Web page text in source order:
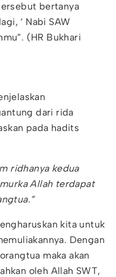
bertanya
‘ Nabi SAW
(HR Bukhari
dari rida
pada hadits
ridhanya kedua
Allah terdapat
kita untuk
Dengan
maka akan
oleh Allah SWT,